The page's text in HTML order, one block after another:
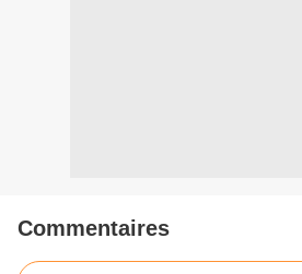
Commentaires